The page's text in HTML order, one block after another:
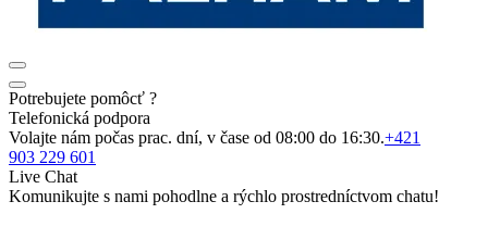
Potrebujete pomôcť ?
Telefonická podpora
Volajte nám počas prac. dní, v čase od 08:00 do 16:30.+421
903 229 601
Live Chat
Komunikujte s nami pohodlne a rýchlo prostredníctvom chatu!